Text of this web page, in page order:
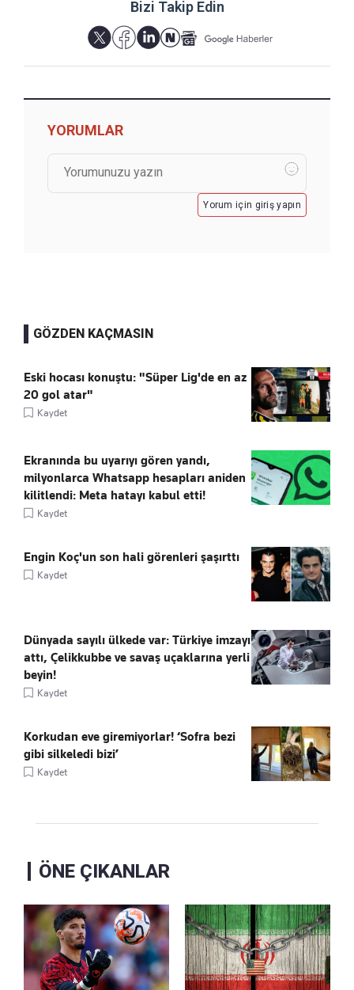
Bizi Takip Edin
YORUMLAR
Yorum için giriş yapın
GÖZDEN KAÇMASIN
Eski hocası konuştu: "Süper Lig'de en az
20 gol atar"
Kaydet
Ekranında bu uyarıyı gören yandı,
milyonlarca Whatsapp hesapları aniden
kilitlendi: Meta hatayı kabul etti!
Kaydet
Engin Koç'un son hali görenleri şaşırttı
Kaydet
Dünyada sayılı ülkede var: Türkiye imzayı
attı, Çelikkubbe ve savaş uçaklarına yerli
beyin!
Kaydet
Korkudan eve giremiyorlar! ‘Sofra bezi
gibi silkeledi bizi’
Kaydet
ÖNE ÇIKANLAR